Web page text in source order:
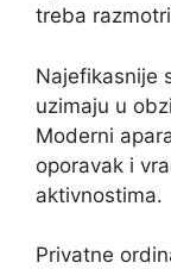
treba
Najefikasnije
uzimaju u
Moderni
oporavak i
aktivnostima.
Privatne